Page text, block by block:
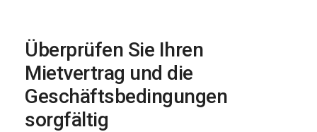
Überprüfen Sie Ihren
Mietvertrag und die
Geschäftsbedingungen
sorgfältig